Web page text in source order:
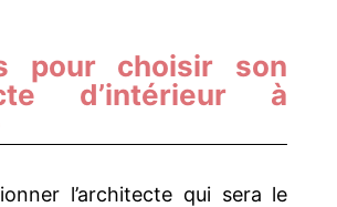
pour choisir son
d’intérieur à
l’architecte qui sera le